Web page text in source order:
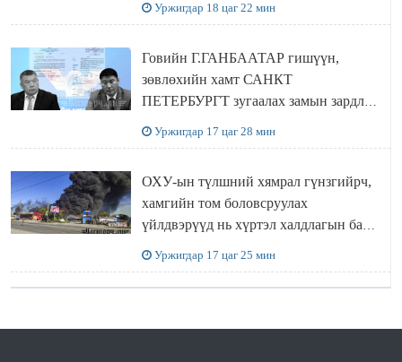
Уржигдар 18 цаг 22 мин
Говийн Г.ГАНБААТАР гишүүн,
зөвлөхийн хамт САНКТ
ПЕТЕРБУРГТ зугаалах замын зардлаа
Уржигдар 17 цаг 28 мин
ОХУ-ын түлшний хямрал гүнзгийрч,
хамгийн том боловсруулах
үйлдвэрүүд нь хүртэл халдлагын бай
Уржигдар 17 цаг 25 мин